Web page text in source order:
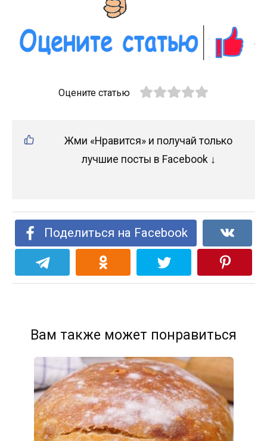
Оцените статью
Жми «Нравится» и получай только
лучшие посты в Facebook ↓
Поделиться на Facebook
Вам также может понравиться